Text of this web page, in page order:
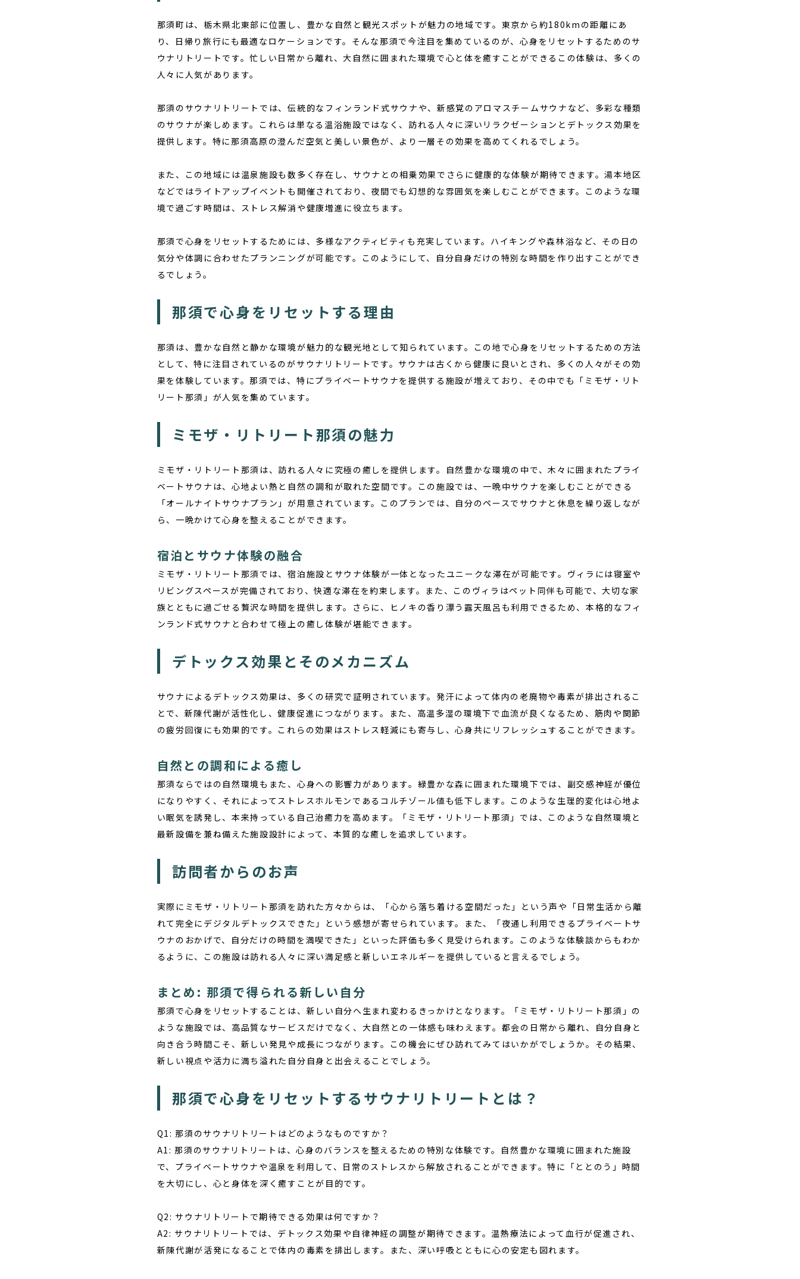
那須町は、栃木県北東部に位置し、豊かな自然と観光スポットが魅力の地域です。東京から約180kmの距離にあ
り、日帰り旅行にも最適なロケーションです。そんな那須で今注目を集めているのが、心身をリセットするためのサ
ウナリトリートです。忙しい日常から離れ、大自然に囲まれた環境で心と体を癒すことができるこの体験は、多くの
人々に人気があります。
那須のサウナリトリート では、伝統的なフィンランド式サウナや、新感覚のアロマスチームサウナなど、多彩な種類
のサウナが楽しめます。これらは単なる温浴施設ではなく、訪れる人々に深いリラクゼーションとデトックス効果を
提供します。特に那須高原の澄んだ空気と美しい景色が、より一層その効果を高めてくれるでしょう。
また、この地域には温泉施設も数多く存在し、サウナとの相乗効果でさらに健康的な体験が期待できます。湯本地区
などではライトアップイベントも開催されており、夜間でも幻想的な雰囲気を楽しむことができます。このような環
境で過ごす時間は、ストレス解消や健康増進に役立ちます。
那須で心身をリセットするためには、多様なアクティビティも充実しています。ハイキングや森林浴など、その日の
気分や体調に合わせたプランニングが可能です。このようにして、自分自身だけの特別な時間を作り出すことができ
るでしょう。
那須で心身をリセットする理由
那須は、豊かな自然と静かな環境が魅力的な観光地として知られています。この地で心身をリセットするための方法
として、特に注目されているのがサウナリトリートです。サウナは古くから健康に良いとされ、多くの人々がその効
果を体験しています。那須では、特にプライベートサウナを提供する施設が増えており、その中でも「ミモザ・リト
リート那須」が人気を集めています。
ミモザ・リトリート那須の魅力
ミモザ・リトリート那須 は、訪れる人々に究極の癒しを提供します。自然豊かな環境の中で、木々に囲まれたプライ
ベートサウナは、心地よい熱と自然の調和が取れた空間です。この施設では、一晩中サウナを楽しむことができる
「オールナイトサウナプラン」が用意されています。このプランでは、自分のペースでサウナと休息を繰り返しなが
ら、一晩かけて心身を整えることができます。
宿泊とサウナ体験の融合
ミモザ・リトリート那須では、宿泊施設とサウナ体験が一体となったユニークな滞在が可能です。ヴィラには寝室や
リビングスペースが完備されており、快適な滞在を約束します。また、このヴィラはペット同伴も可能で、大切な家
族とともに過ごせる贅沢な時間を提供します。さらに、ヒノキの香り漂う露天風呂も利用できるため、本格的なフィ
ンランド式サウナと合わせて極上の癒し体験が堪能できます。
デトックス効果とそのメカニズム
サウナによるデトックス効果 は、多くの研究で証明されています。発汗によって体内の老廃物や毒素が排出されるこ
とで、新陳代謝が活性化し、健康促進につながります。また、高温多湿の環境下で血流が良くなるため、筋肉や関節
の疲労回復にも効果的です。これらの効果はストレス軽減にも寄与し、心身共にリフレッシュすることができます。
自然との調和による癒し
那須ならではの自然環境もまた、心身への影響力があります。緑豊かな森に囲まれた環境下では、副交感神経が優位
になりやすく、それによってストレスホルモンであるコルチゾール値も低下します。このような生理的変化は心地よ
い眠気を誘発し、本来持っている自己治癒力を高めます。「ミモザ・リトリート那須」では、このような自然環境と
最新設備を兼ね備えた施設設計によって、本質的な癒しを追求しています。
訪問者からのお声
実際に ミモザ・リトリート那須 を訪れた方々からは、「心から落ち着ける空間だった」という声や「日常生活から離
れて完全にデジタルデトックスできた」という感想が寄せられています。また、「夜通し利用できるプライベートサ
ウナのおかげで、自分だけの時間を満喫できた」といった評価も多く見受けられます。このような体験談からもわか
るように、この施設は訪れる人々に深い満足感と新しいエネルギーを提供していると言えるでしょう。
まとめ: 那須で得られる新しい自分
那須で心身をリセットすること は、新しい自分へ生まれ変わるきっかけとなります。「ミモザ・リトリート那須」の
ような施設では、高品質なサービスだけでなく、大自然との一体感も味わえます。都会の日常から離れ、自分自身と
向き合う時間こそ、新しい発見や成長につながります。この機会にぜひ訪れてみてはいかがでしょうか。その結果、
新しい視点や活力に満ち溢れた自分自身と出会えることでしょう。
那須で心身をリセットするサウナリトリートとは？
Q1: 那須のサウナリトリートはどのようなものですか？
A1: 那須のサウナリトリートは、心身のバランスを整えるための特別な体験です。自然豊かな環境に囲まれた施設
で、プライベートサウナや温泉を利用して、日常のストレスから解放されることができます。特に「ととのう」時間
を大切にし、心と身体を深く癒すことが目的です。
Q2: サウナリトリートで期待できる効果は何ですか？
A2: サウナリトリートでは、デトックス効果や自律神経の調整が期待できます。温熱療法によって血行が促進され、
新陳代謝が活発になることで体内の毒素を排出します。また、深い呼吸とともに心の安定も図れます。